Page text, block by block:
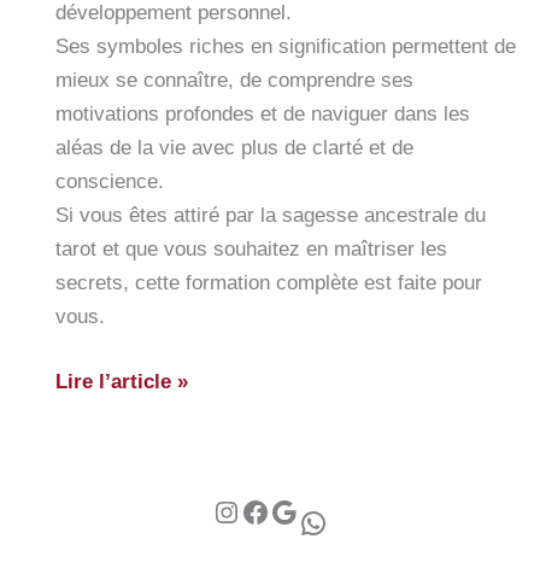
3
et
10
novembre
2024
en
présence
et
à
distance
développement personnel.
Ses symboles riches en signification permettent de
mieux se connaître, de comprendre ses
motivations profondes et de naviguer dans les
aléas de la vie avec plus de clarté et de
conscience.
Si vous êtes attiré par la sagesse ancestrale du
tarot et que vous souhaitez en maîtriser les
secrets, cette formation complète est faite pour
vous.
Dévoilez
Lire l’article »
Instagram Facebook Google WhatsApp